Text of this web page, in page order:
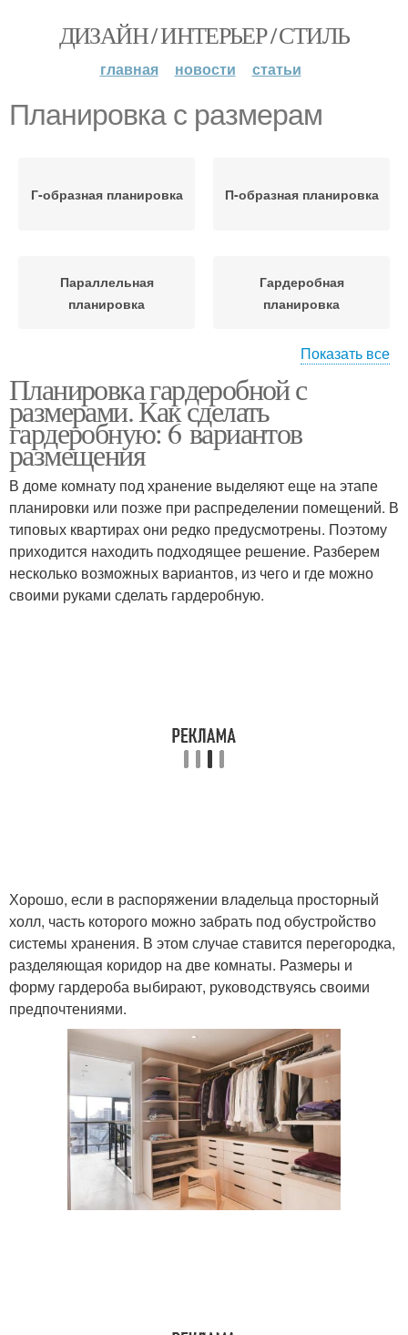
ДИЗАЙН / ИНТЕРЬЕР / СТИЛЬ
главная новости статьи
Планировка с размерам
Г-образная планировка П-образная планировка
Параллельная
планировка
Гардеробная
планировка
Планировки на фото Маленький размер
Размер из кладовки
Показать все
Планировка гардеробной с
размерами. Как сделать
гардеробную: 6 вариантов
размещения
В доме комнату под хранение выделяют еще на этапе
планировки или позже при распределении помещений. В
типовых квартирах они редко предусмотрены. Поэтому
приходится находить подходящее решение. Разберем
несколько возможных вариантов, из чего и где можно
своими руками сделать гардеробную.
Хорошо, если в распоряжении владельца просторный
холл, часть которого можно забрать под обустройство
системы хранения. В этом случае ставится перегородка,
разделяющая коридор на две комнаты. Размеры и
форму гардероба выбирают, руководствуясь своими
предпочтениями.